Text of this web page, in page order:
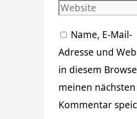
Mail-
Website
Name, E-Mail-
Adresse und
in diesem
meinen nächsten
Kommentar